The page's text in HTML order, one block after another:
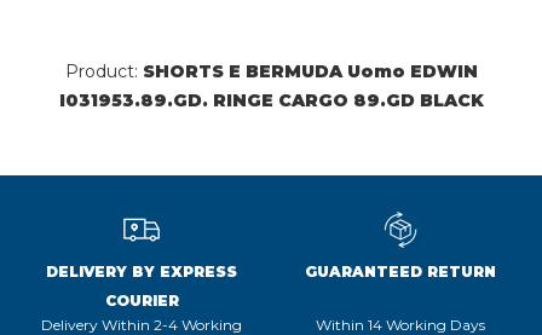
Product: SHORTS E BERMUDA Uomo EDWIN
I031953.89.GD. RINGE CARGO 89.GD BLACK
DELIVERY BY EXPRESS
COURIER
Delivery Within 2-4 Working
GUARANTEED RETURN
Within 14 Working Days